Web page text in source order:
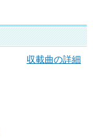
収載曲の詳細